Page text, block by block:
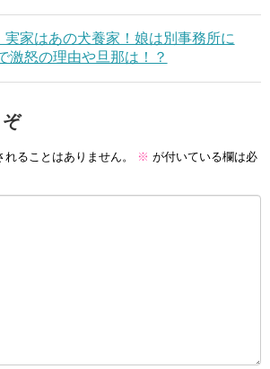
家はあの犬養家！娘は別事務所に
激怒の理由や旦那は！？
ることはありません。 ※ が付いている欄は必